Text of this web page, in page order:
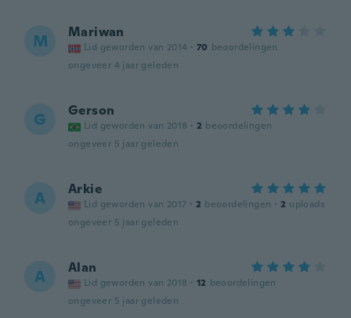
M Mariwan
Lid geworden van 2014 · 70 beoordelingen
ongeveer 4 jaar geleden
G Gerson
Lid geworden van 2018 · 2 beoordelingen
ongeveer 5 jaar geleden
A Arkie
Lid geworden van 2017 · 2 beoordelingen · 2 uploads
ongeveer 5 jaar geleden
A Alan
Lid geworden van 2018 · 12 beoordelingen
ongeveer 5 jaar geleden